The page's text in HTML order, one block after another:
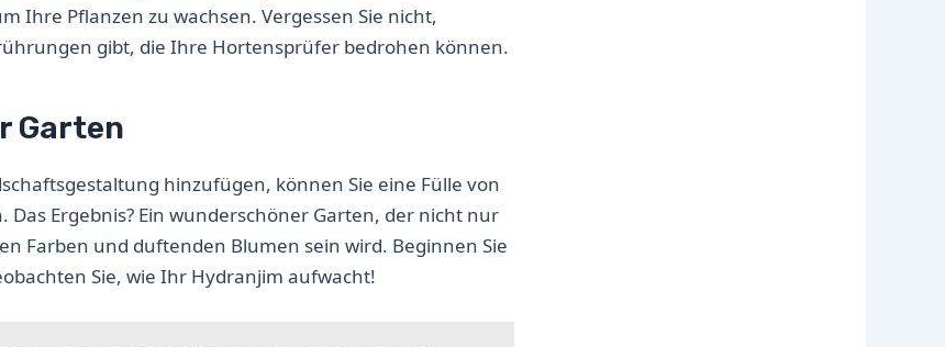
Ihre Pflanzen zu wachsen. Vergessen Sie nicht,
gibt, die Ihre Hortensprüfer bedrohen können.
Garten
hinzufügen, können Sie eine Fülle von
Ergebnis? Ein wunderschöner Garten, der nicht nur
Farben und duftenden Blumen sein wird. Beginnen Sie
Sie, wie Ihr Hydranjim aufwacht!